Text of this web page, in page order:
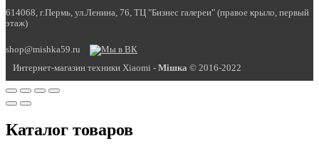
614068, г.Пермь, ул.Ленина, 76, ТЦ "Бизнес галереи" (правое крыло, первый
этаж)
shop@mishka59.ru
Интернет-магазин техники Xiaomi - Miшка © 2016-2022
Каталог товаров